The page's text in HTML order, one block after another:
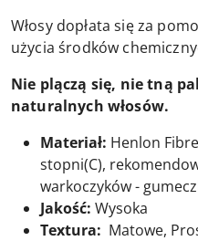
Włosy dopłata się za
użycia środków
Nie plączą się, nie tną
naturalnych włosów.
Materiał: Henlon
stopni(C),
warkoczyków -
Jakość: Wysoka
Textura: Matowe,